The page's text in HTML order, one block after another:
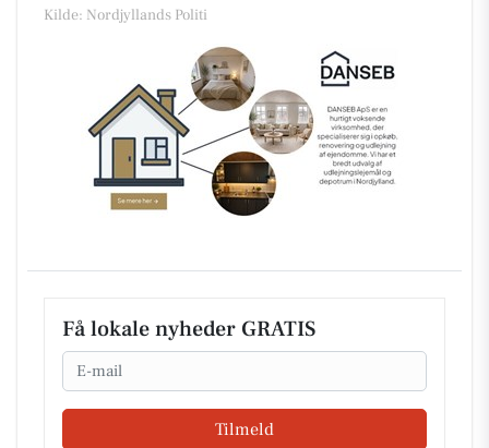
Kilde: Nordjyllands Politi
Få lokale nyheder GRATIS
Email
Tilmeld